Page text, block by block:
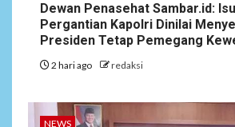
Dewan Penasehat Sambar.id:
Pergantian Kapolri Dinilai
Presiden Tetap Pemegang
2 hari ago redaksi
NEWS